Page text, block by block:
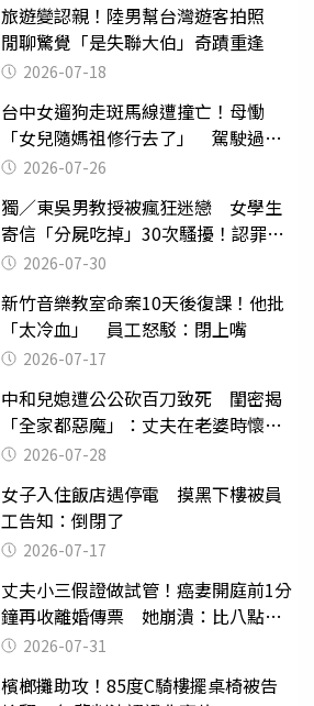
旅遊變認親！陸男幫台灣遊客拍照
閒聊驚覺「是失聯大伯」奇蹟重逢
2026-07-18
台中女遛狗走斑馬線遭撞亡！母慟
「女兒隨媽祖修行去了」 駕駛過失
致死判9月
2026-07-26
獨／東吳男教授被瘋狂迷戀 女學生
寄信「分屍吃掉」30次騷擾！認罪免
關 2026-07-30
新竹音樂教室命案10天後復課！他批
「太冷血」 員工怒駁：閉上嘴
2026-07-17
中和兒媳遭公公砍百刀致死 閨密揭
「全家都惡魔」：丈夫在老婆時懷孕
摔東西
2026-07-28
女子入住飯店遇停電 摸黑下樓被員
工告知：倒閉了
2026-07-17
丈夫小三假證做試管！癌妻開庭前1分
鐘再收離婚傳票 她崩潰：比八點檔
還扯2026-07-31
檳榔攤助攻！85度C騎樓擺桌椅被告